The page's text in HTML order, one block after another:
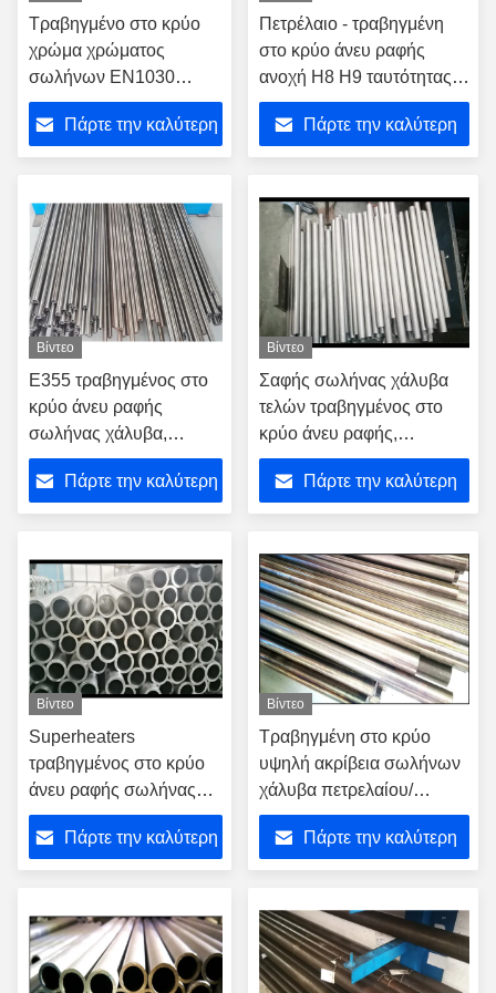
Τραβηγμένο στο κρύο
χρώμα χρώματος
σωλήνων EN1030
χάλυβα E235 με την
ανώτερη απόδοση
Πάρτε την καλύτερη
Πετρέλαιο - τραβηγμένη
στο κρύο άνευ ραφής
ανοχή H8 H9 ταυτότητας
σωλήνων χάλυβα
εμβύθισης που
μεταβιβάζει τα ρευστά
Πάρτε την καλύτερη
Βίντεο
E355 τραβηγμένος στο
κρύο άνευ ραφής
σωλήνας χάλυβα,
φωτεινός ανοπτώντας
σωλήνας χάλυβα
ακρίβειας
Πάρτε την καλύτερη
Βίντεο
Σαφής σωλήνας χάλυβα
τελών τραβηγμένος στο
κρύο άνευ ραφής,
ανατίναξη πυροβολισμών
γύρω από τη σωλήνωση
χάλυβα
Πάρτε την καλύτερη
Βίντεο
Superheaters
τραβηγμένος στο κρύο
άνευ ραφής σωλήνας
χάλυβα ελαφρύς με το
επίστρωμα πετρελαίου
Πάρτε την καλύτερη
Βίντεο
Τραβηγμένη στο κρύο
υψηλή ακρίβεια σωλήνων
χάλυβα πετρελαίου/
βιομηχανίας φυσικού
αερίου με τη γαλβανισμένη
επιφάνεια
Πάρτε την καλύτερη